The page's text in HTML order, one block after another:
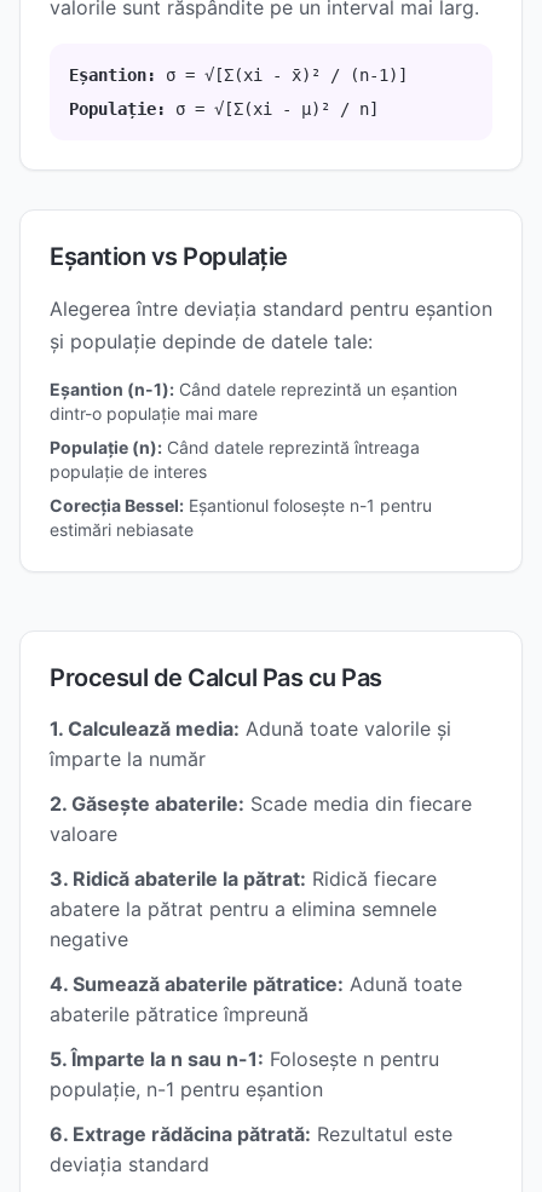
valorile sunt răspândite pe un interval mai larg.
Eșantion:
σ = √[Σ(xi - x̄)² / (n-1)]
Populație:
σ = √[Σ(xi - μ)² / n]
Eșantion vs Populație
Alegerea între deviația standard pentru eșantion
și populație depinde de datele tale:
Eșantion (n-1): Când datele reprezintă un eșantion
dintr-o populație mai mare
Populație (n): Când datele reprezintă întreaga
populație de interes
Corecția Bessel: Eșantionul folosește n-1 pentru
estimări nebiasate
Procesul de Calcul Pas cu Pas
1. Calculează media: Adună toate valorile și
împarte la număr
2. Găsește abaterile: Scade media din fiecare
valoare
3. Ridică abaterile la pătrat: Ridică fiecare
abatere la pătrat pentru a elimina semnele
negative
4. Sumează abaterile pătratice: Adună toate
abaterile pătratice împreună
5. Împarte la n sau n-1: Folosește n pentru
populație, n-1 pentru eșantion
6. Extrage rădăcina pătrată: Rezultatul este
deviația standard